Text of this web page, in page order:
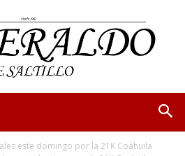
este domingo por la 21K Coahuila